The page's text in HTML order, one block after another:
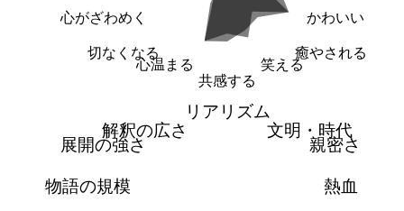
かわいい
癒やされる
笑える
共感する
心温まる
切なくなる
心がざわめく
リアリズム
文明・時代
親密さ
熱血
物語の規模
展開の強さ
解釈の広さ